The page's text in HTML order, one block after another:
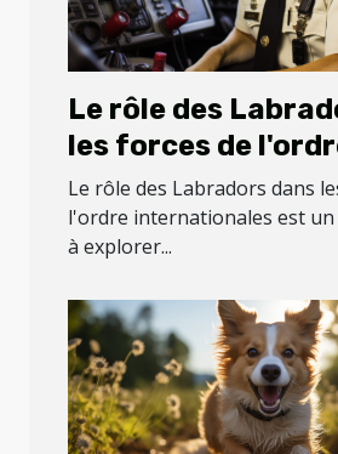
Le rôle des
les forces de
internationales
Le rôle des Labradors dans
l'ordre internationales est
à explorer...